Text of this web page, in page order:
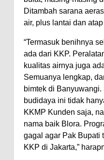
Ditambah sarana
air, plus lantai dan
“Termasuk benihnya
ada dari KKP.
kualitas airnya juga
Semuanya lengkap,
bimtek di
budidaya ini tidak
KKMP Kunden saja,
nama baik Blora.
gagal agar Pak Bupati
KKP di Jakarta,”